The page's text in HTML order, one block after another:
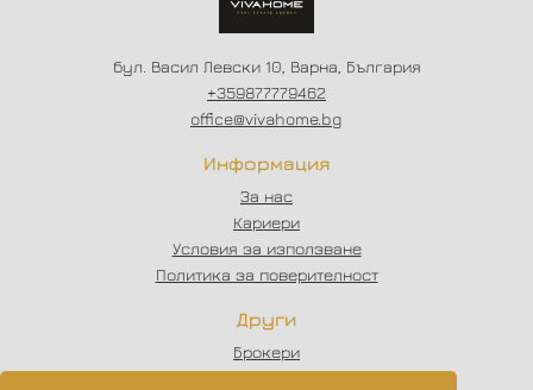
бул. Васил Левски 10, Варна, България
+359877779462
office@vivahome.bg
Информация
За нас
Кариери
Условия за използване
Политика за поверителност
Други
Брокери
Отзиви